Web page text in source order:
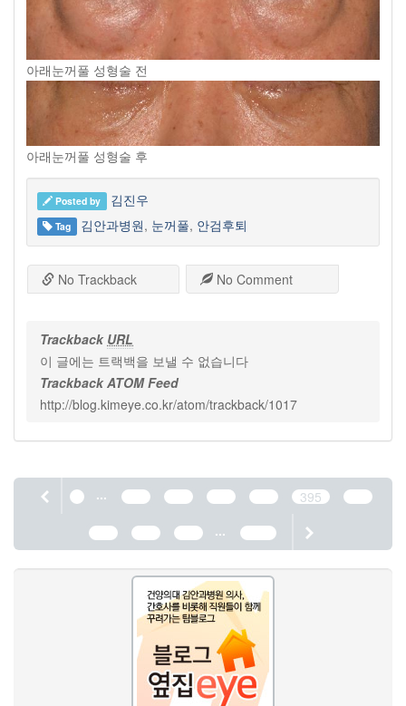
아래눈꺼풀 성형술 전
아래눈꺼풀 성형술 후
Posted by 김진우
Tag 김안과병원, 눈꺼풀, 안검후퇴
No Trackback No Comment
Trackback URL
이 글에는 트랙백을 보낼 수 없습니다
Trackback ATOM Feed
http://blog.kimeye.co.kr/atom/trackback/1017
1 ... 391 392 393 394 395
396
397
398 399 ... 1190